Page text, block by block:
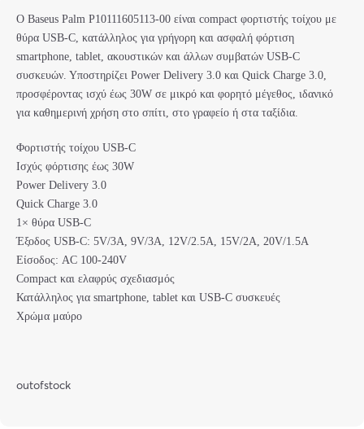
Ο Baseus Palm P10111605113-00 είναι compact φορτιστής τοίχου με
θύρα USB-C, κατάλληλος για γρήγορη και ασφαλή φόρτιση
smartphone, tablet, ακουστικών και άλλων συμβατών USB-C
συσκευών. Υποστηρίζει Power Delivery 3.0 και Quick Charge 3.0,
προσφέροντας ισχύ έως 30W σε μικρό και φορητό μέγεθος, ιδανικό
για καθημερινή χρήση στο σπίτι, στο γραφείο ή στα ταξίδια.
Φορτιστής τοίχου USB-C
Ισχύς φόρτισης έως 30W
Power Delivery 3.0
Quick Charge 3.0
1× θύρα USB-C
Έξοδος USB-C: 5V/3A, 9V/3A, 12V/2.5A, 15V/2A, 20V/1.5A
Είσοδος: AC 100-240V
Compact και ελαφρύς σχεδιασμός
Κατάλληλος για smartphone, tablet και USB-C συσκευές
Χρώμα μαύρο
outofstock